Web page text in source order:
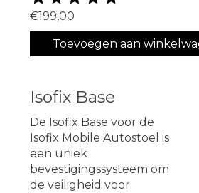
€199,00
Toevoegen aan
Isofix Base
De Isofix Base voor de
Isofix Mobile Autostoel is
een uniek
bevestigingssysteem om
de veiligheid voor